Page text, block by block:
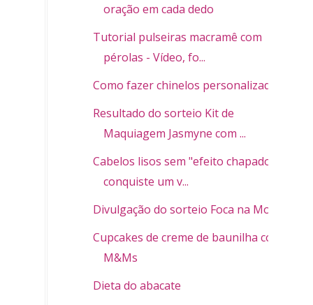
oração em cada dedo
Tutorial pulseiras macramê com
pérolas - Vídeo, fo...
Como fazer chinelos personalizados
Resultado do sorteio Kit de
Maquiagem Jasmyne com ...
Cabelos lisos sem "efeito chapado",
conquiste um v...
Divulgação do sorteio Foca na Moda
Cupcakes de creme de baunilha com
M&Ms
Dieta do abacate